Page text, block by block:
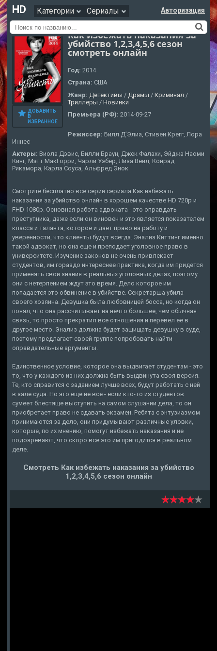
HD Категории Сериалы Авторизация
ДОБАВИТЬ
В
ИЗБРАННОЕ
Как избежать наказания за
убийство 1,2,3,4,5,6 сезон
смотреть онлайн
Год: 2014
Страна: США
Жанр: Детективы / Драмы / Криминал /
Триллеры / Новинки
Премьера (РФ): 2014-09-27
Режиссер: Билл Д’Элиа, Стивен Крегг, Лора
Иннес
Актеры: Виола Дэвис, Билли Браун, Джек Фалахи, Эйджа Наоми
Кинг, Мэтт МакГорри, Чарли Уэбер, Лиза Вейл, Конрад
Рикамора, Карла Соуса, Альфред Энок
Смотрите бесплатно все серии сериала Как избежать
наказания за убийство онлайн в хорошем качестве HD 720p и
FHD 1080p. Основная работа адвоката - это оправдать
преступника, даже если он виновен и это является показателем
класса и таланта, которое и дает право на работу и
уверенности, что клиенты будут всегда. Энализ Киттинг именно
такой адвокат, но она еще и преподает уголовное право в
университете. Изучение законов не очень привлекает
студентов, им гораздо интереснее практика, когда им придется
применять свои знания в реальных уголовных делах, поэтому
они с нетерпением ждут это время. Дело которое им
попадается это обвинение в убийстве. Секретарша убила
своего хозяина. Девушка была любовницей босса, но когда он
понял, что она рассчитывает на нечто большее, чем обычная
связь, то просто прекратил все отношения и перевел ее в
другое место. Энализ должна будет защищать девушку в суде,
поэтому предлагает своей группе попробовать найти
оправдательные аргументы.
Единственное условие, которое она выдвигает студентам - это
то, что у каждого из них должна быть выдвинута своя версия.
Те, кто справится с заданием лучше всех, будут работать с ней
в зале суда. Но это еще не все - если кто-то из студентов
сумеет блестяще выступить на самом слушании дела, то он
приобретает право не сдавать экзамен. Ребята с энтузиазмом
принимаются за дело, они придумывают различные уловки,
которые, по их мнению, помогут избежать наказания и не
подозревают, что скоро все это им пригодится в реальном
деле.
Смотреть Как избежать наказания за убийство
1,2,3,4,5,6 сезон онлайн